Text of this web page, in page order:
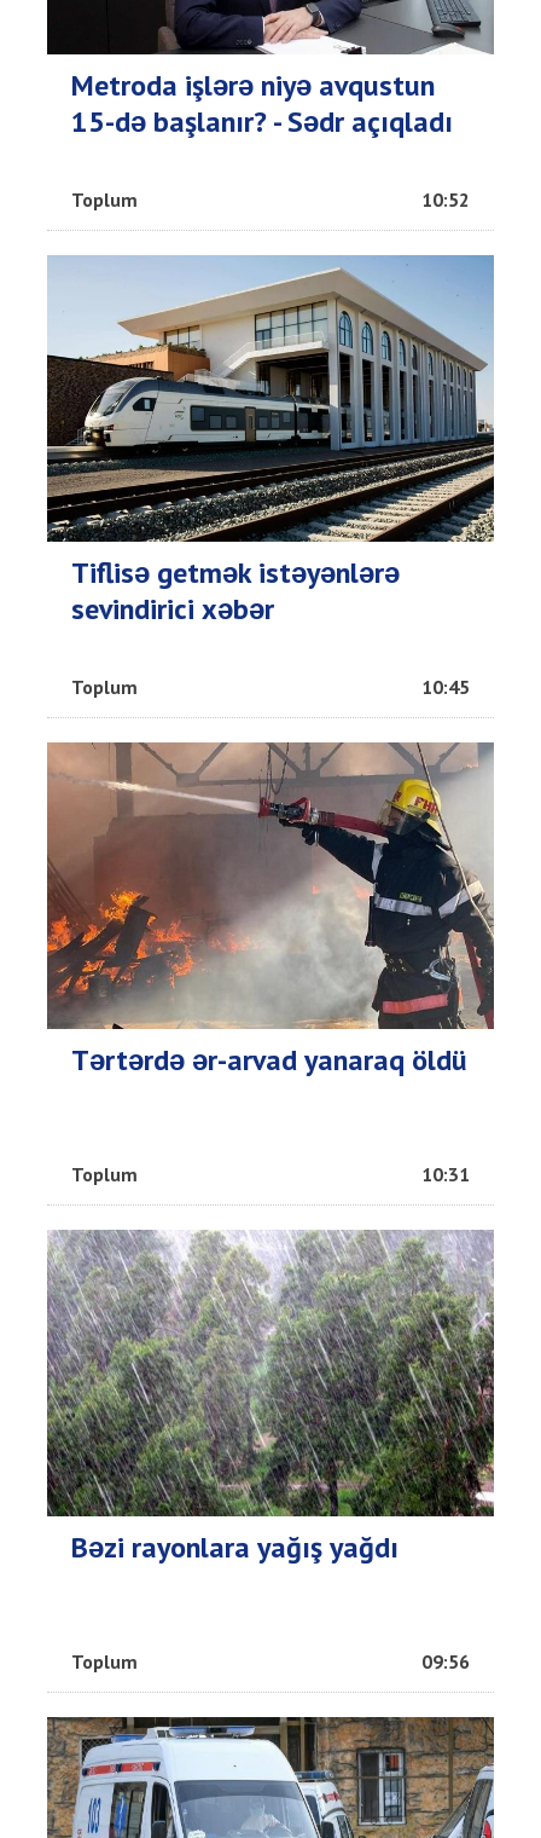
Metroda işlərə niyə avqustun
15-də başlanır? - Sədr açıqladı
Toplum 10:52
Tiflisə getmək istəyənlərə
sevindirici xəbər
Toplum 10:45
Tərtərdə ər-arvad yanaraq öldü
Toplum 10:31
Bəzi rayonlara yağış yağdı
Toplum 09:56